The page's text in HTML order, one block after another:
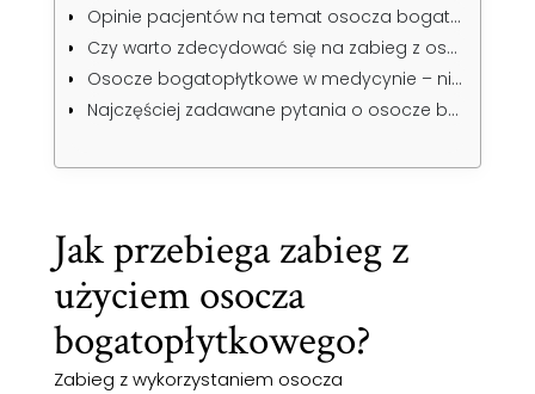
Opinie pacjentów na temat osocza bogatopłytkowego
Czy warto zdecydować się na zabieg z osoczem bogatopłytkowym?
Osocze bogatopłytkowe w medycynie – nie tylko w estetyce
Najczęściej zadawane pytania o osocze bogatopłytkowe
Jak przebiega zabieg z
użyciem osocza
bogatopłytkowego?
Zabieg z wykorzystaniem osocza